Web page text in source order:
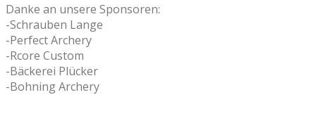
Danke an unsere Sponsoren:
-Schrauben Lange
-Perfect Archery
-Rcore Custom
-Bäckerei Plücker
-Bohning Archery